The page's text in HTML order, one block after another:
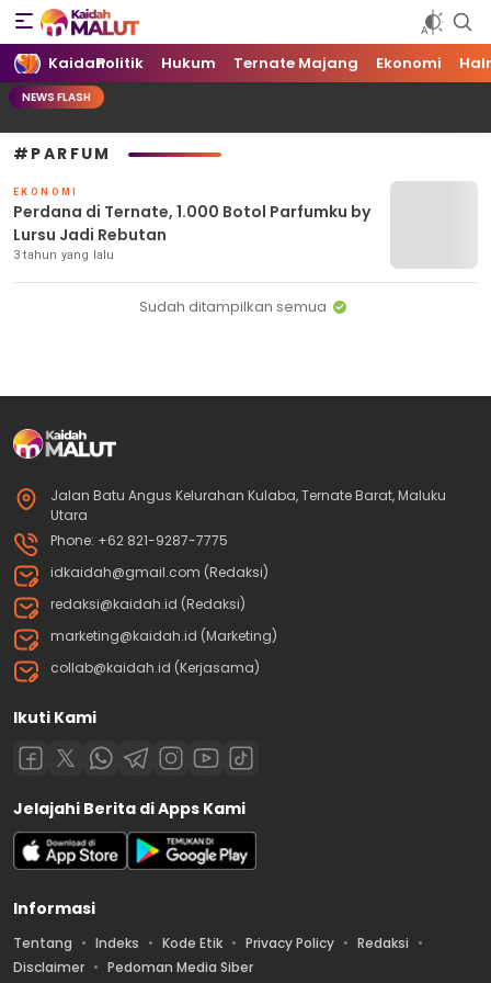
Kaidah Maluku Utara
Kaidah Maluku Utara
KaidahPolitik Hukum Ternate Majang Ekonomi
NEWS FLASH
#PARFUM
EKONOMI
Perdana di Ternate, 1.000 Botol Parfumku by
Lursu Jadi Rebutan
3 tahun yang lalu
Sudah ditampilkan semua
Jalan Batu Angus Kelurahan Kulaba, Ternate Barat, Maluku
Utara
Phone: +62 821-9287-7775
idkaidah@gmail.com (Redaksi)
redaksi@kaidah.id (Redaksi)
marketing@kaidah.id (Marketing)
collab@kaidah.id (Kerjasama)
Ikuti Kami
Jelajahi Berita di Apps Kami
Informasi
Tentang Indeks Kode Etik Privacy Policy
Redaksi
Disclaimer
Pedoman Media Siber